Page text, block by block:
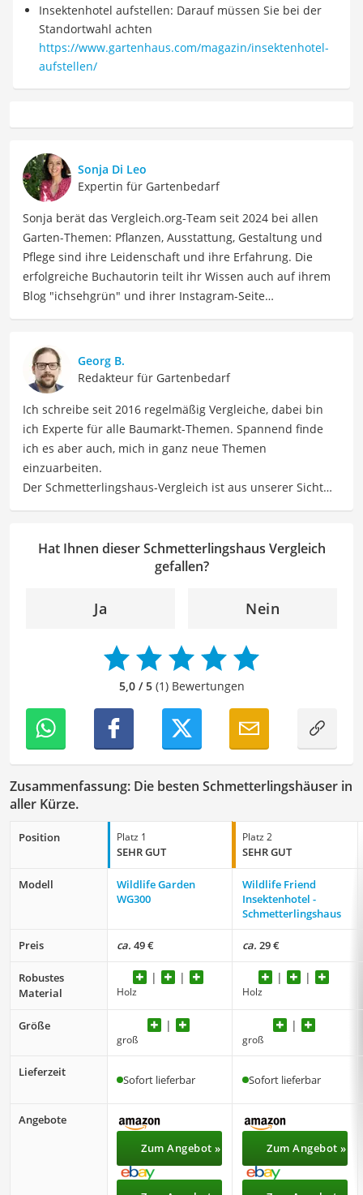
Insektenhotel aufstellen: Darauf müssen Sie bei der
Standortwahl achten
https://www.gartenhaus.com/magazin/insektenhotel-
aufstellen/
Sonja Di Leo
Expertin für Gartenbedarf
Sonja berät das Vergleich.org-Team seit 2024 bei allen
Garten-Themen: Pflanzen, Ausstattung, Gestaltung und
Pflege sind ihre Leidenschaft und ihre Erfahrung. Die
erfolgreiche Buchautorin teilt ihr Wissen auch auf ihrem
Blog "ichsehgrün" und ihrer Instagram-Seite
und den Garten neu angelegt hat. Inzwischen hat Sie zwei
Bücher verfasst: Im Februar 2023 erschien Buch "Keine
Zeit zu gärtnern - Blumenparadies mit wenig Aufwand"
und im März 2026 "Kleine Bäume für den Garten". Beide
Bücher wurden mit dem Deutschen Gartenbuchpreis
ausgezeichnet.
Der Schmetterlingshaus-Vergleich ist aus unserer Sicht
besonders empfehlenswert fürTouristen und
Georg B.
Redakteur für Gartenbedarf
Ich schreibe seit 2016 regelmäßig Vergleiche, dabei bin
ich Experte für alle Baumarkt-Themen. Spannend finde
ich es aber auch, mich in ganz neue Themen
einzuarbeiten.
Der Schmetterlingshaus-Vergleich ist aus unserer Sicht
Hat Ihnen dieser Schmetterlingshaus Vergleich
gefallen?
Ja Nein
5,0 / 5(1) Bewertungen
Zusammenfassung: Die besten Schmetterlingshäuser in
aller Kürze.
Position Platz 1
SEHR GUT
Platz 2
SEHR GUT
Modell
Wildlife Garden
WG300
Wildlife Friend
Insektenhotel -
Schmetterlingshaus
Preis ca. 49 € ca. 29 €
Robustes
Material
Holz Holz
Größe
groß groß
Lieferzeit
Sofort lieferbar Sofort lieferbar
Angebote
Zum Angebot »
Zum Angebot »